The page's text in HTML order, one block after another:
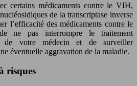
certains médicaments contre le VIH,
de la transcriptase inverse
l’efficacité des médicaments contre le
ne pas interrompre le traitement
de votre médecin et de surveiller
éventuelle aggravation de la maladie.
risques